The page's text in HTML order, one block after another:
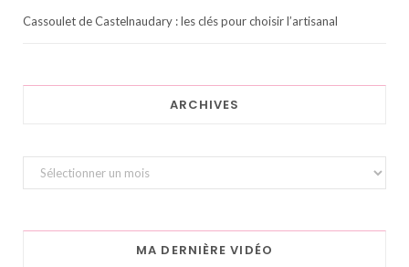
Cassoulet de Castelnaudary : les clés pour choisir l’artisanal
ARCHIVES
Archives
MA DERNIÈRE VIDÉO